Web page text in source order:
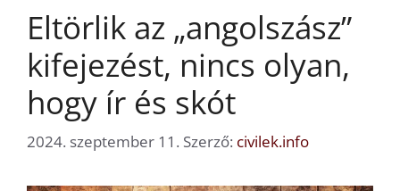
Eltörlik az „angolszász”
kifejezést, nincs olyan,
hogy ír és skót
2024. szeptember 11. Szerző: civilek.info